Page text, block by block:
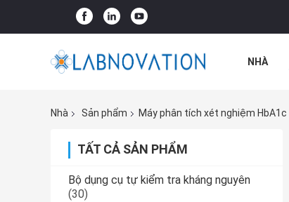
NHÀ
Nhà
Sản phẩm Máy phân tích xét nghiệm HbA1c
TẤT CẢ SẢN PHẨM
Bộ dụng cụ tự kiểm tra kháng nguyên
(30)